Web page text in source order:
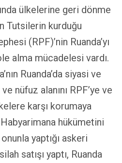
ülkelerine geri dönme
Tutsilerin kurduğu
(RPF)’nin Ruanda’yı
alma mücadelesi vardı.
Ruanda’da siyasi ve
nüfuz alanını RPF’ye ve
karşı korumaya
hükümetini
yaptığı askeri
satışı yaptı, Ruanda